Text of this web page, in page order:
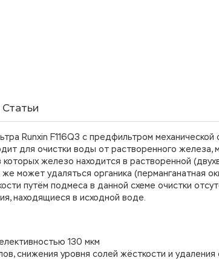
Статьи
Runxin F116Q3 с предфильтром механической
для очистки воды от растворенного железа,
железо находится в растворенной
может удаляться органика (перманганатная
путём подмеса в данной схеме очистки
находящиеся в исходной воде.
130 мкм
снижения уровня солей жёсткости и